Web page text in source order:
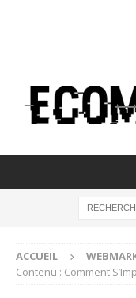
ACCUEIL
Contenu : Comment